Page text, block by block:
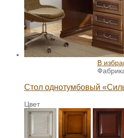
В
Стол однотумбовый
Цвет